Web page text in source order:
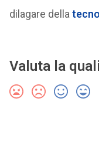
dilagare della
Valuta la